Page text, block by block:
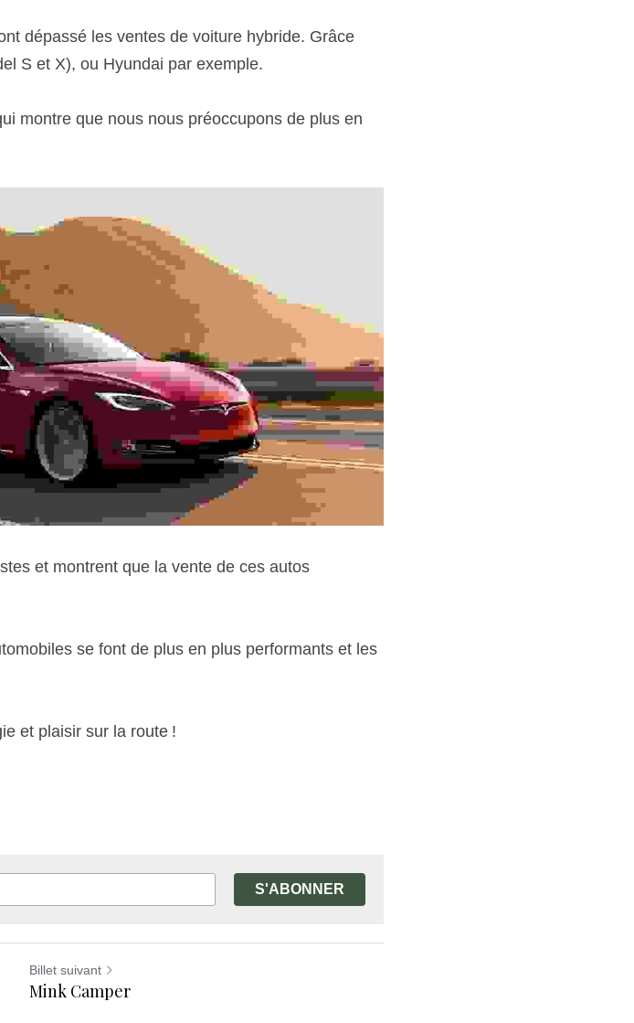
dépassé les ventes de voiture hybride. Grâce
S et X), ou Hyundai par exemple.
montre que nous nous préoccupons de plus en
et montrent que la vente de ces autos
se font de plus en plus performants et les
et plaisir sur la route !
S'ABONNER
Billet suivant
Mink Camper